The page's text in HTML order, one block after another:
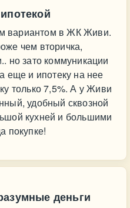
вариантом в ЖК Живи.
чем вторичка,
но зато коммуникации
еще и ипотеку на нее
только 7,5%. А у Живи
удобный сквозной
кухней и большими
покупке!
деньги